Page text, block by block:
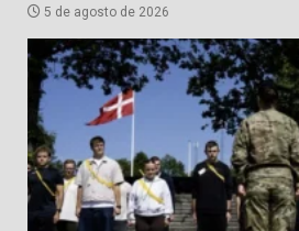
5 de agosto de 2026